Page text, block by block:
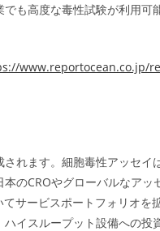
も高度な毒性試験が利用可
www.reportocean.co.jp/
れます。細胞毒性アッセイ
のCROやグローバルなアッ
サービスポートフォリオを
イスループット設備への投